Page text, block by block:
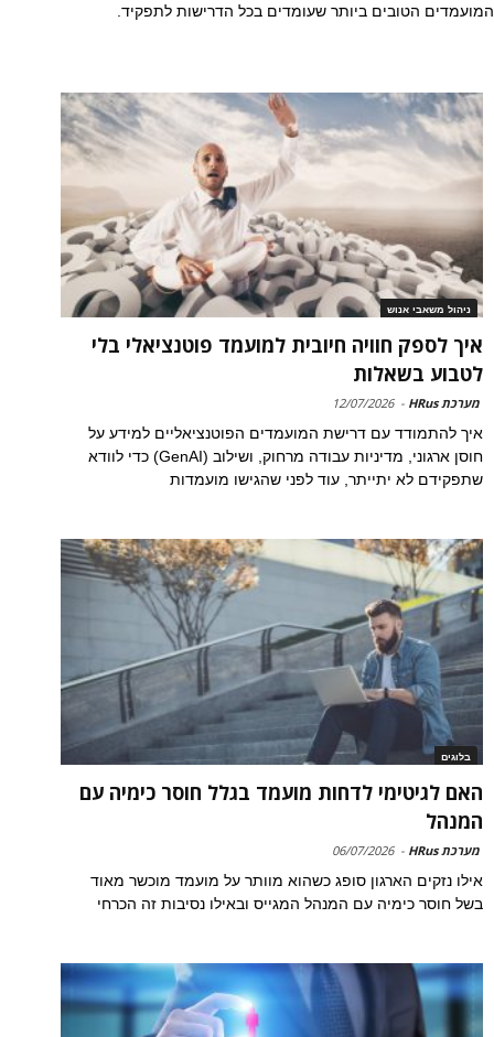
המועמדים הטובים ביותר שעומדים בכל הדרישות לתפקיד.
ניהול משאבי אנוש
איך לספק חוויה חיובית למועמד פוטנציאלי בלי
לטבוע בשאלות
מערכת HRus -
12/07/2026
איך להתמודד עם דרישת המועמדים הפוטנציאליים למידע על
חוסן ארגוני, מדיניות עבודה מרחוק, ושילוב (GenAI) כדי לוודא
שתפקידם לא יתייתר, עוד לפני שהגישו מועמדות
בלוגים
האם לגיטימי לדחות מועמד בגלל חוסר כימיה עם
המנהל
מערכת HRus -
06/07/2026
אילו נזקים הארגון סופג כשהוא מוותר על מועמד מוכשר מאוד
בשל חוסר כימיה עם המנהל המגייס ובאילו נסיבות זה הכרחי